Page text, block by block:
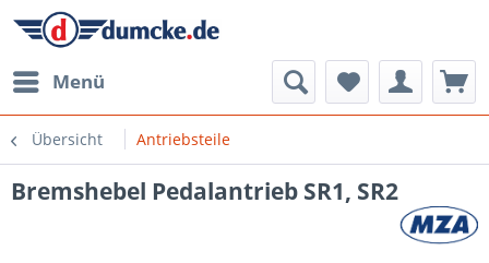
Menü
Übersicht Antriebsteile
Bremshebel Pedalantrieb SR1, SR2